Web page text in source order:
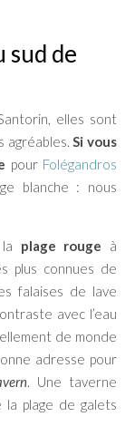
sud de
elles sont
agréables.Si vous
pour Folégandros
blanche : nous
plage rouge à
plus connues de
falaises de lave
avec l’eau
de monde
adresse pour
. Une taverne
plage de galets